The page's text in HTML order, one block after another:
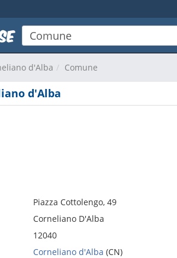
d'Alba Comune
d'Alba
Piazza Cottolengo, 49
Corneliano D'Alba
12040
Corneliano d'Alba (CN)